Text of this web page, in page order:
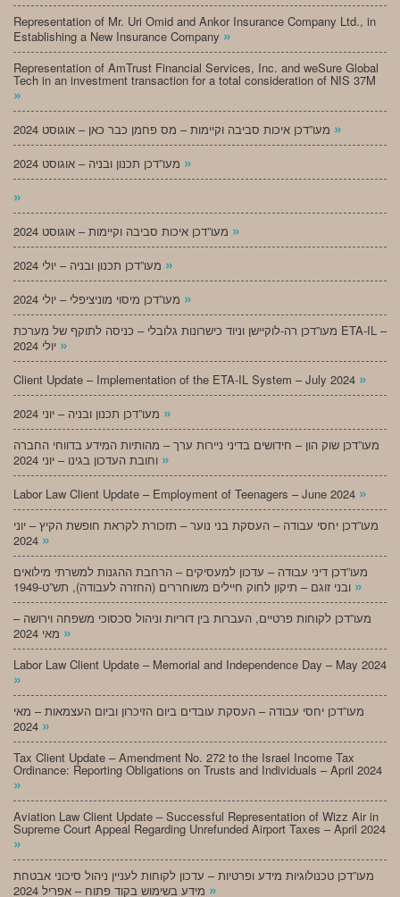
Representation of Mr. Uri Omid and Ankor Insurance Company Ltd., in
Establishing a New Insurance Company »
Representation of AmTrust Financial Services, Inc. and weSure Global
Tech in an investment transaction for a total consideration of NIS 37M
»
»
»
»
»
»
»
מעו”דכן רה-לוקיישן וניוד כישרונות גלובלי – כניסה לתוקף של מערכת ETA-IL –
»
Client Update – Implementation of the ETA-IL System – July 2024 »
»
מעו”דכן שוק הון – חידושים בדיני ניירות ערך – מהותיות המידע בדווחי החברה
»
Labor Law Client Update – Employment of Teenagers – June 2024 »
מעו”דכן יחסי עבודה – העסקת בני נוער – תזכורת לקראת חופשת הקיץ – יוני
»
מעו”דכן דיני עבודה – עדכון למעסיקים – הרחבת ההגנות למשרתי מילואים
»
מעו”דכן לקוחות פרטיים, העברות בין דוריות וניהול סכסוכי משפחה וירושה –
»
Labor Law Client Update – Memorial and Independence Day – May 2024
»
מעו”דכן יחסי עבודה – העסקת עובדים ביום הזיכרון וביום העצמאות – מאי
»
Tax Client Update – Amendment No. 272 to the Israel Income Tax
Ordinance: Reporting Obligations on Trusts and Individuals – April 2024
»
Aviation Law Client Update – Successful Representation of Wizz Air in
Supreme Court Appeal Regarding Unrefunded Airport Taxes – April 2024
»
מעו”דכן טכנולוגיות מידע ופרטיות – עדכון לקוחות לעניין ניהול סיכוני אבטחת
»